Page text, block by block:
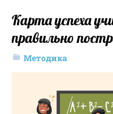
Карта успеха
правильно
Методика